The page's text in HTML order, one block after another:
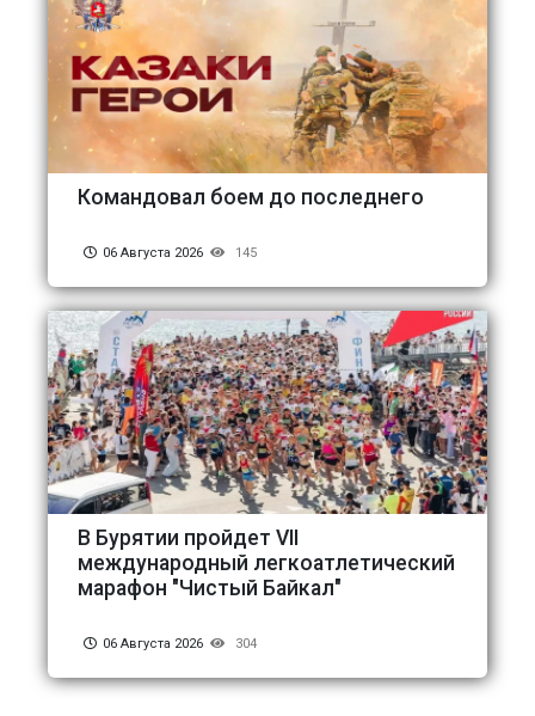
Командовал боем до последнего
06 Августа 2026 145
В Бурятии пройдет VII
международный легкоатлетический
марафон "Чистый Байкал"
06 Августа 2026 304